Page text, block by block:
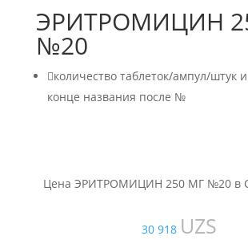
ЭРИТРОМИЦИН
№20
количество таблеток/ампул/штук
конце названия после №
Цена ЭРИТРОМИЦИН 250 МГ №20 в
30 918 UZS